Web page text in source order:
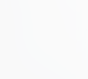
акции снижается
опцион теряет